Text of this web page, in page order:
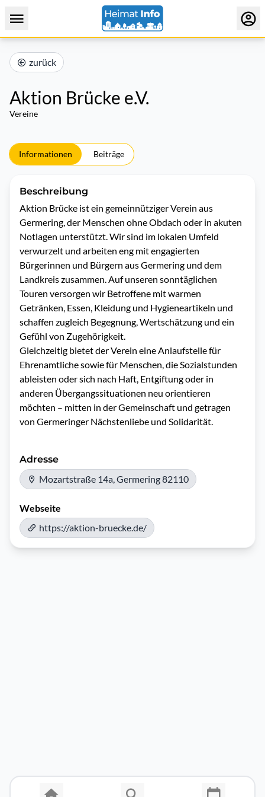
zurück
Aktion Brücke e.V.
Vereine
Informationen Beiträge
Beschreibung
Aktion Brücke ist ein gemeinnütziger Verein aus
Germering, der Menschen ohne Obdach oder in akuten
Notlagen unterstützt. Wir sind im lokalen Umfeld
verwurzelt und arbeiten eng mit engagierten
Bürgerinnen und Bürgern aus Germering und dem
Landkreis zusammen. Auf unseren sonntäglichen
Touren versorgen wir Betroffene mit warmen
Getränken, Essen, Kleidung und Hygieneartikeln und
schaffen zugleich Begegnung, Wertschätzung und ein
Gefühl von Zugehörigkeit.
Gleichzeitig bietet der Verein eine Anlaufstelle für
Ehrenamtliche sowie für Menschen, die Sozialstunden
ableisten oder sich nach Haft, Entgiftung oder in
anderen Übergangssituationen neu orientieren
möchten – mitten in der Gemeinschaft und getragen
von Germeringer Nächstenliebe und Solidarität.
Adresse
Mozartstraße 14a, Germering 82110
Webseite
https://aktion-bruecke.de/